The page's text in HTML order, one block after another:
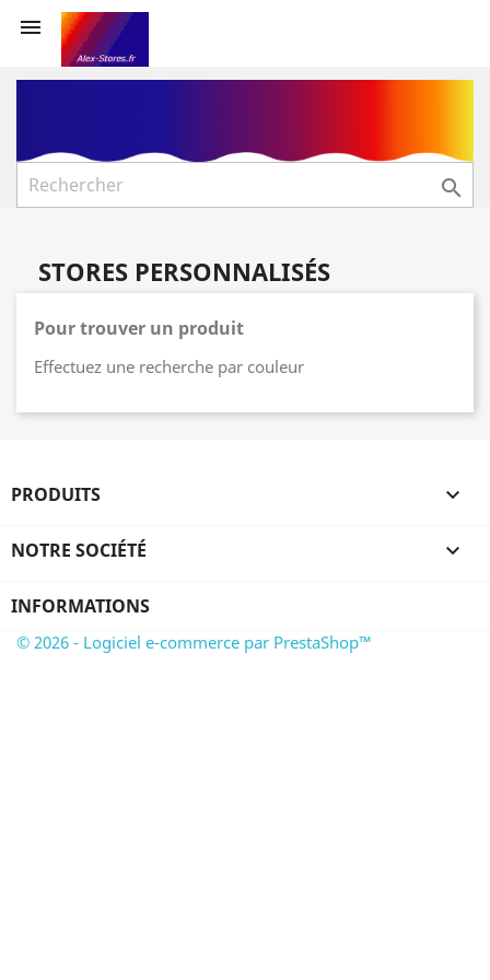


STORES PERSONNALISÉS
Pour trouver un produit
Effectuez une recherche par couleur
PRODUITS 
NOTRE SOCIÉTÉ 
INFORMATIONS
© 2026 - Logiciel e-commerce par PrestaShop™